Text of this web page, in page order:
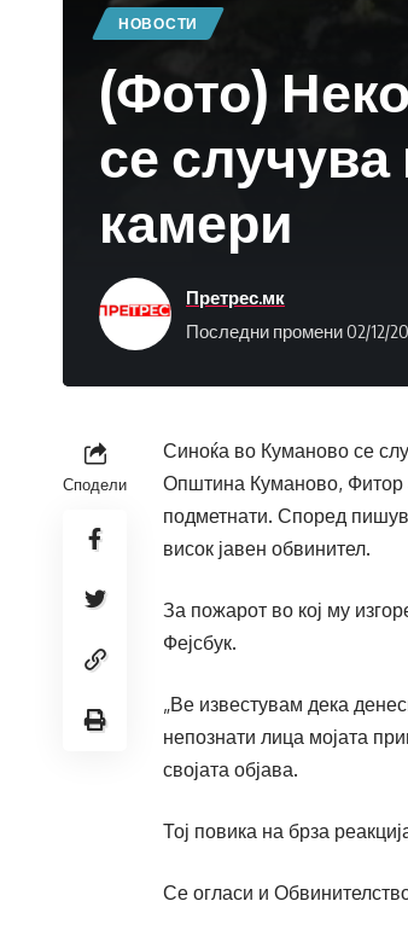
НОВОСТИ
(Фото)
се
камери
Последни промени 02/12/
Претрес.мк
Сподели
Синоќа во Куманово се
Општина Куманово, Фитор
подметнати. Според
висок јавен обвинител.
За пожарот во кој му
Фејсбук.
„Ве известувам дека
непознати лица мојата
својата објава.
Тој повика на брза
Се огласи и